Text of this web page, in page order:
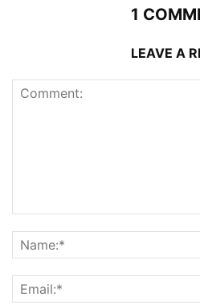
1
LEAVE A